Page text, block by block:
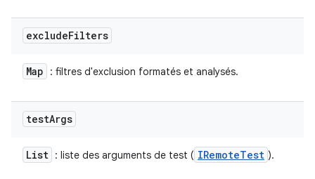
excludeFilters
Map : filtres d'exclusion formatés et analysés.
testArgs
List : liste des arguments de test ( IRemoteTest ).